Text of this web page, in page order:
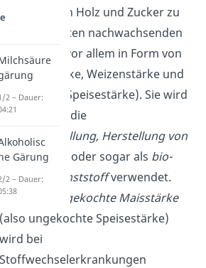
neben Holz und Zucker zu
den wichtigsten nachwachsenden
vor allem in Form von
Weizenstärke und
(Speisestärke). Sie wird
z.B. für die
Papierherstellung, Herstellung von
oder sogar als bio-
Kunststoffverwendet.
Ungekochte Maisstärke
(also ungekochte Speisestärke)
wird bei
Stoffwechselerkrankungen
2 – Dauer:
Gärung
2 – Dauer: